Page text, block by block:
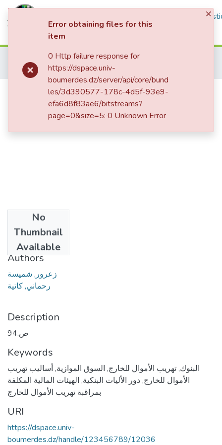
Mémoires de Master 2
Faculté de Droit
Droit privé
دور البنوك في الرقابة على عمليات
تهريب الأموال للخارج
No
Thumbnail
Available
2019
Authors
زعرور, شميسة
رحماني, كاتية
Description
94.ص
Keywords
البنوك,تهريب الأموال للخارج, السوق الموازية, أساليب تهريب
الأموال للخارج,دور الأليات البنكية, الهیئات المالیة المكلفة
بمراقبة تهریب الأموال للخارج
URI
https://dspace.univ-
boumerdes.dz/handle/123456789/12036
×
Error obtaining files for this
item
0 Http failure response for
https://dspace.univ-
boumerdes.dz/server/api/core/bund
les/3d390577-178c-4d5f-93e9-
efa6d8f83ae6/bitstreams?
page=0&size=5: 0 Unknown Error